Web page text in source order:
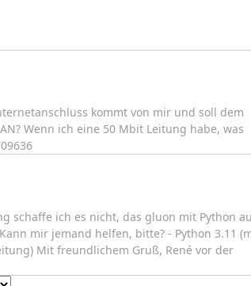
kommt von mir und soll dem
Wenn ich eine 50 Mbit Leitung habe, was
schaffe ich es nicht, das gluon mit Python
mir jemand helfen, bitte? - Python 3.11
Mit freundlichem Gruß, René vor der